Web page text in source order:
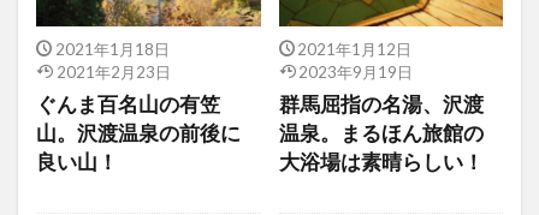
2021年1月18日
2021年2月23日
ぐんま百名山の有笠
山。沢渡温泉の前後に
良い山！
2021年1月12日
2023年9月19日
群馬屈指の名湯、沢渡
温泉。まるほん旅館の
大浴場は素晴らしい！